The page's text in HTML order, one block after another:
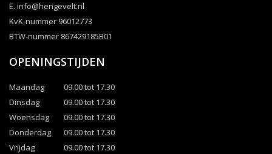
E. info@hengevelt.nl
KvK-nummer 96012773
BTW-nummer 867429185B01
OPENINGSTIJDEN
Maandag
09.00 tot 17.30
Dinsdag
09.00 tot 17.30
Woensdag
09.00 tot 17.30
Donderdag
09.00 tot 17.30
Vrijdag
09.00 tot 17.30